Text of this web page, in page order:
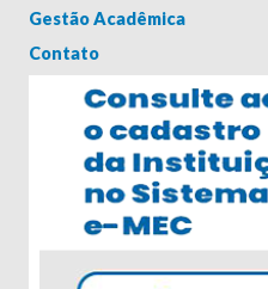
Gestão Acadêmica
Contato